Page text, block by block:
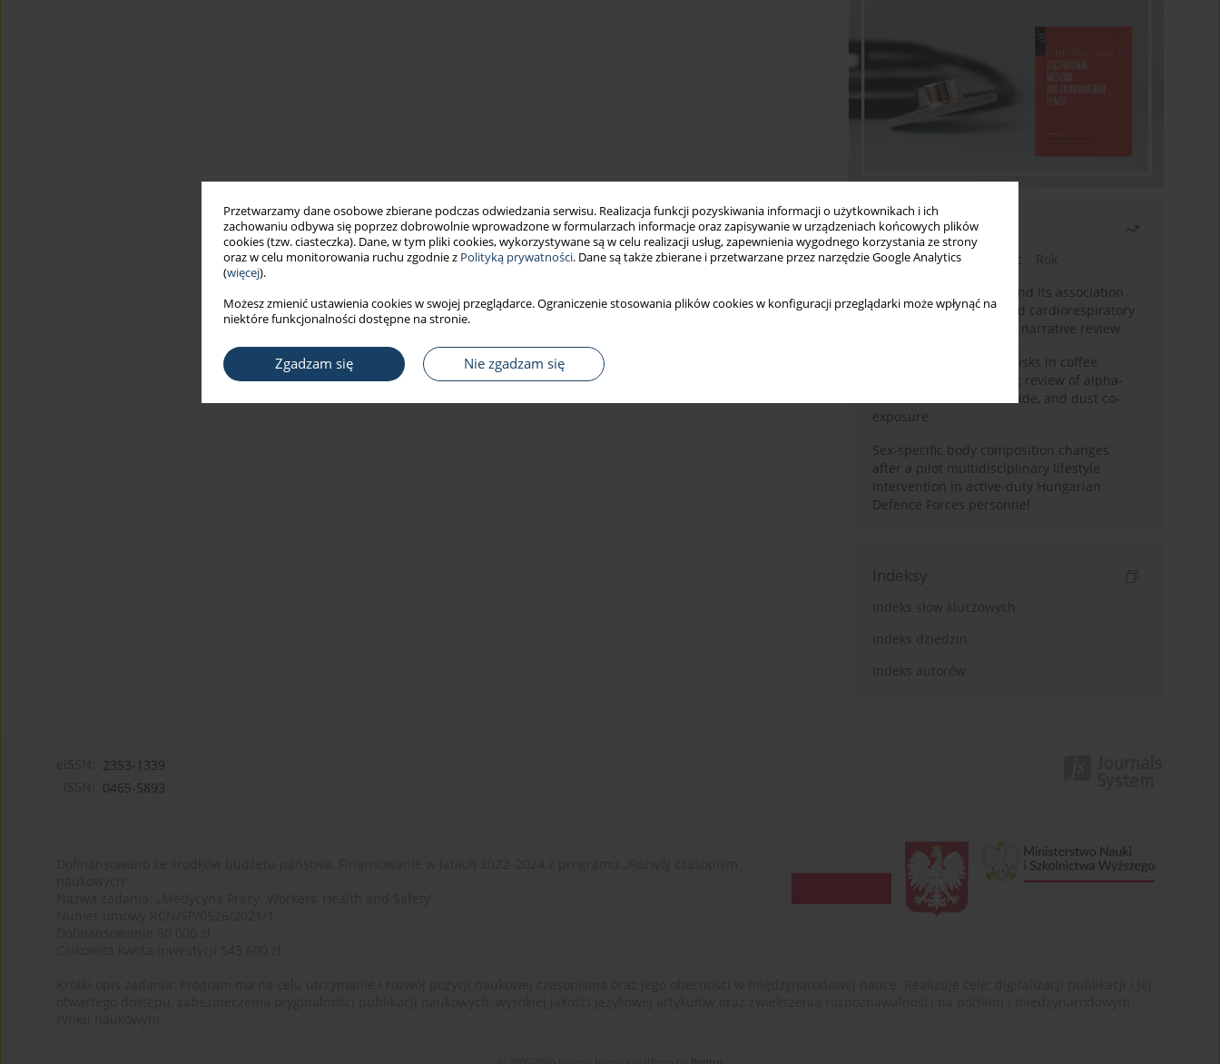
Przetwarzamy dane osobowe zbierane podczas odwiedzania serwisu. Realizacja funkcji pozyskiwania informacji o użytkownikach i ich
zachowaniu odbywa się poprzez dobrowolnie wprowadzone w formularzach informacje oraz zapisywanie w urządzeniach końcowych plików
cookies (tzw. ciasteczka). Dane, w tym pliki cookies, wykorzystywane są w celu realizacji usług, zapewnienia wygodnego korzystania ze strony
oraz w celu monitorowania ruchu zgodnie z Polityką prywatności. Dane są także zbierane i przetwarzane przez narzędzie Google Analytics
(więcej).
Możesz zmienić ustawienia cookies w swojej przeglądarce. Ograniczenie stosowania plików cookies w konfiguracji przeglądarki może wpłynąć na
niektóre funkcjonalności dostępne na stronie.
Zgadzam się Nie zgadzam się
Najczęściej czytane
Bieżący numer Miesiąc
Rok
Occupational burnout and its association
with physical activity and cardiorespiratory
fitness among nurses: a narrative review
Synergistic respiratory risks in coffee
processing: a systematic review of alpha-
diketone, carbon monoxide, and dust co-
exposure
Sex-specific body composition changes
after a pilot multidisciplinary lifestyle
intervention in active-duty Hungarian
Defence Forces personnel
Indeksy
Indeks słów kluczowych
Indeks dziedzin
Indeks autorów
2353-1339
0465-5893